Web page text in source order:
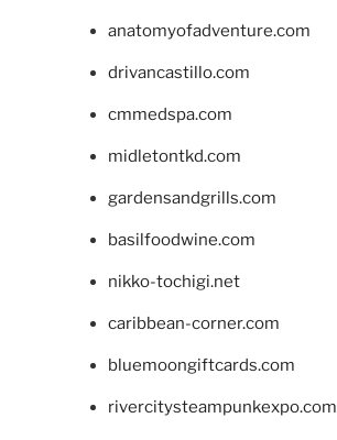
anatomyofadventure.com
drivancastillo.com
cmmedspa.com
midletontkd.com
gardensandgrills.com
basilfoodwine.com
nikko-tochigi.net
caribbean-corner.com
bluemoongiftcards.com
rivercitysteampunkexpo.com